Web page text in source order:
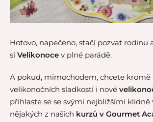
Hotovo, napečeno, stačí pozvat rodinu
si Velikonoce v plné parádě.
A pokud, mimochodem, chcete kromě
velikonočních sladkostí i nové
přihlaste se se svými nejbližšími klidně
nějakých z našich kurzů v Gourmet